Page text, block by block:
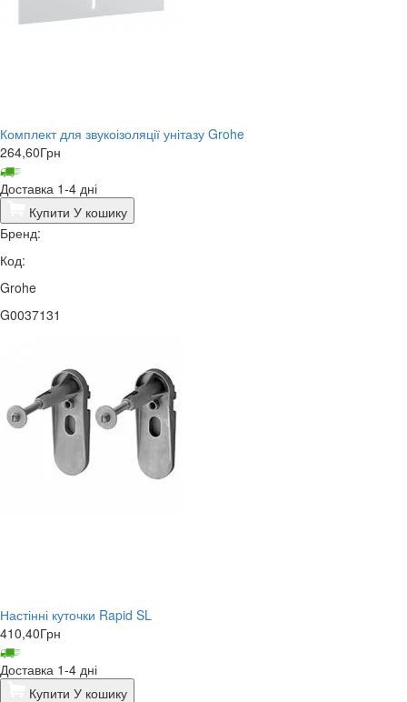
Комплект для звукоізоляції унітазу Grohe
264,60Грн
Доставка 1-4 дні
Купити У кошику
Бренд:
Код:
Grohe
G0037131
Настінні куточки Rapid SL
410,40Грн
Доставка 1-4 дні
Купити У кошику